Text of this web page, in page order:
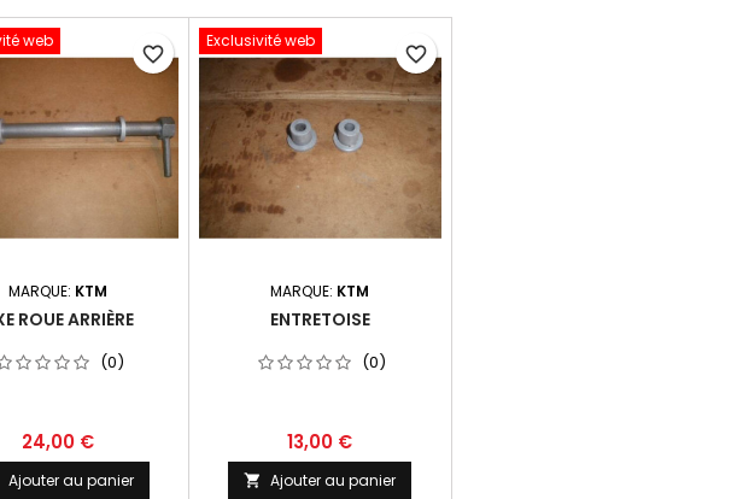
web
MARQUE: KTM
ROUE ARRIÈRE
(0)
24,00 €
Ajouter au panier
favorite_border
Exclusivité web
MARQUE: KTM
ENTRETOISE
(0)
13,00 €
 Ajouter au panier
favorite_border